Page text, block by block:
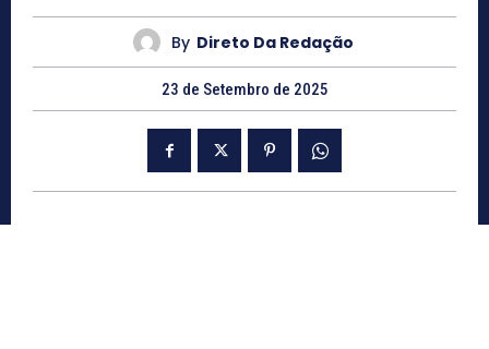
By Direto Da Redação
23 de Setembro de 2025